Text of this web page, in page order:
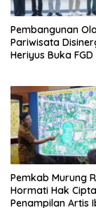
Pembangunan
Pariwisata
Heriyus Buka
Pemkab Murung
Hormati Hak
Penampilan Artis